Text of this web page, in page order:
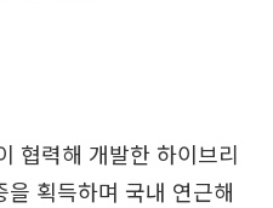
협력해 개발한 하이브리
획득하며 국내 연근해